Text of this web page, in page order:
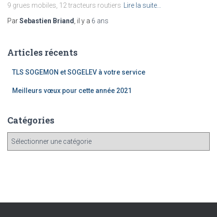
9 grues mobiles, 12 tracteurs routiers
Lire la suite…
ParSebastien Briand , il y a 6 ans
Articles récents
TLS SOGEMON et SOGELEV à votre service
Meilleurs vœux pour cette année 2021
Catégories
r